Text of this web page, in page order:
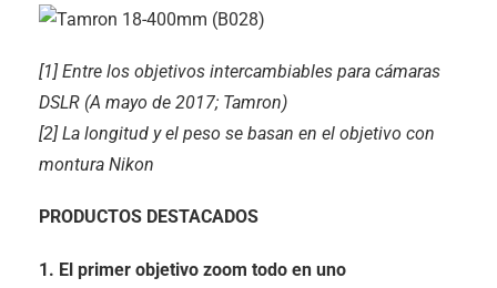
[1] Entre los objetivos intercambiables para cámaras
DSLR (A mayo de 2017; Tamron)
[2] La longitud y el peso se basan en el objetivo con
montura Nikon
PRODUCTOS DESTACADOS
1. El primer objetivo zoom todo en uno